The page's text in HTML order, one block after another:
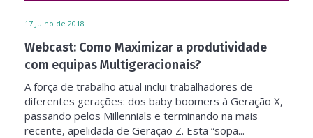
17 Julho de 2018
Webcast: Como Maximizar a produtividade
com equipas Multigeracionais?
A força de trabalho atual inclui trabalhadores de
diferentes gerações: dos baby boomers à Geração X,
passando pelos Millennials e terminando na mais
recente, apelidada de Geração Z. Esta “sopa...